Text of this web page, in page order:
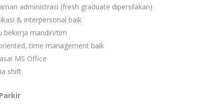
administrasi (fresh graduate dipersilakan)
& interpersonal baik
bekerja mandiri/tim
time management baik
MS Office
shift